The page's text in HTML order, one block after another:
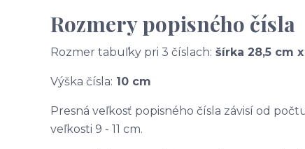
Rozmery popisného čísla
Rozmer tabuľky pri 3 číslach: šírka 28,5 cm
Výška čísla: 10 cm
Presná veľkosť popisného čísla závisí od
veľkosti 9 - 11 cm.